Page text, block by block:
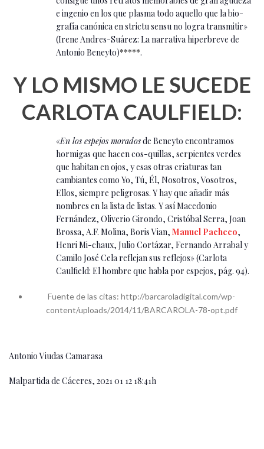
e ingenio en los que plasma todo aquello que la bio-
grafía canónica en strictu sensu no logra transmitir»
(Irene Andres-Suárez: La narrativa hiperbreve de
Antonio Beneyto)*****.
Y LO MISMO LE SUCEDE
CARLOTA CAULFIELD:
«En los espejos moradosde Beneyto encontramos
hormigas que hacen cos-quillas, serpientes verdes
que habitan en ojos, y esas otras criaturas tan
cambiantes como Yo, Tú, Él, Nosotros, Vosotros,
Ellos, siempre peligrosas. Y hay que añadir más
nombres en la lista de listas. Y así Macedonio
Fernández, Oliverio Girondo, Cristóbal Serra, Joan
Brossa, A.F. Molina, Boris Vian, Manuel Pacheco,
Henri Mi-chaux, Julio Cortázar, Fernando Arrabal y
Camilo José Cela reflejan sus reflejos» (Carlota
Caulfield: El hombre que habla por espejos, pág. 94).
Fuente de las citas: http://barcaroladigital.com/wp-
content/uploads/2014/11/BARCAROLA-78-opt.pdf
Antonio Viudas Camarasa
Malpartida de Cáceres, 2021 01 12 18:41h